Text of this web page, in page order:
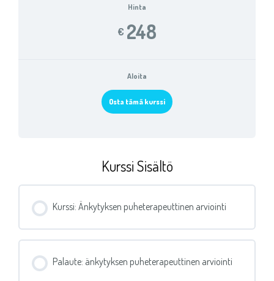
Hinta
€ 248
Aloita
Osta tämä kurssi
Kurssi Sisältö
Kurssi: Änkytyksen puheterapeuttinen arviointi
Palaute: änkytyksen puheterapeuttinen arviointi